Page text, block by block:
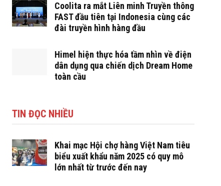
Coolita ra mắt Liên minh Truyền thông
FAST đầu tiên tại Indonesia cùng các
đài truyền hình hàng đầu
Himel hiện thực hóa tầm nhìn về điện
dân dụng qua chiến dịch Dream Home
toàn cầu
TIN ĐỌC NHIỀU
Khai mạc Hội chợ hàng Việt Nam tiêu
biểu xuất khẩu năm 2025 có quy mô
lớn nhất từ trước đến nay